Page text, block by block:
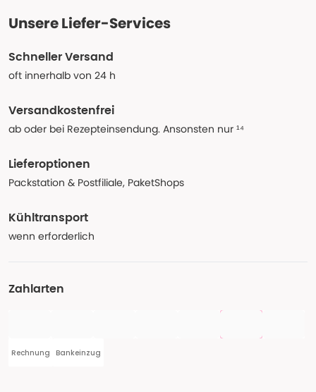
Unsere Liefer-Services
Schneller Versand
oft innerhalb von 24 h
Versandkostenfrei
ab oder bei Rezepteinsendung. Ansonsten nur ¹⁴
Lieferoptionen
Packstation & Postfiliale, PaketShops
Kühltransport
wenn erforderlich
Zahlarten
Rechnung Bankeinzug